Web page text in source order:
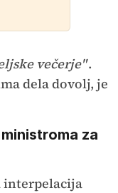
večerje".
dela dovolj, je
za